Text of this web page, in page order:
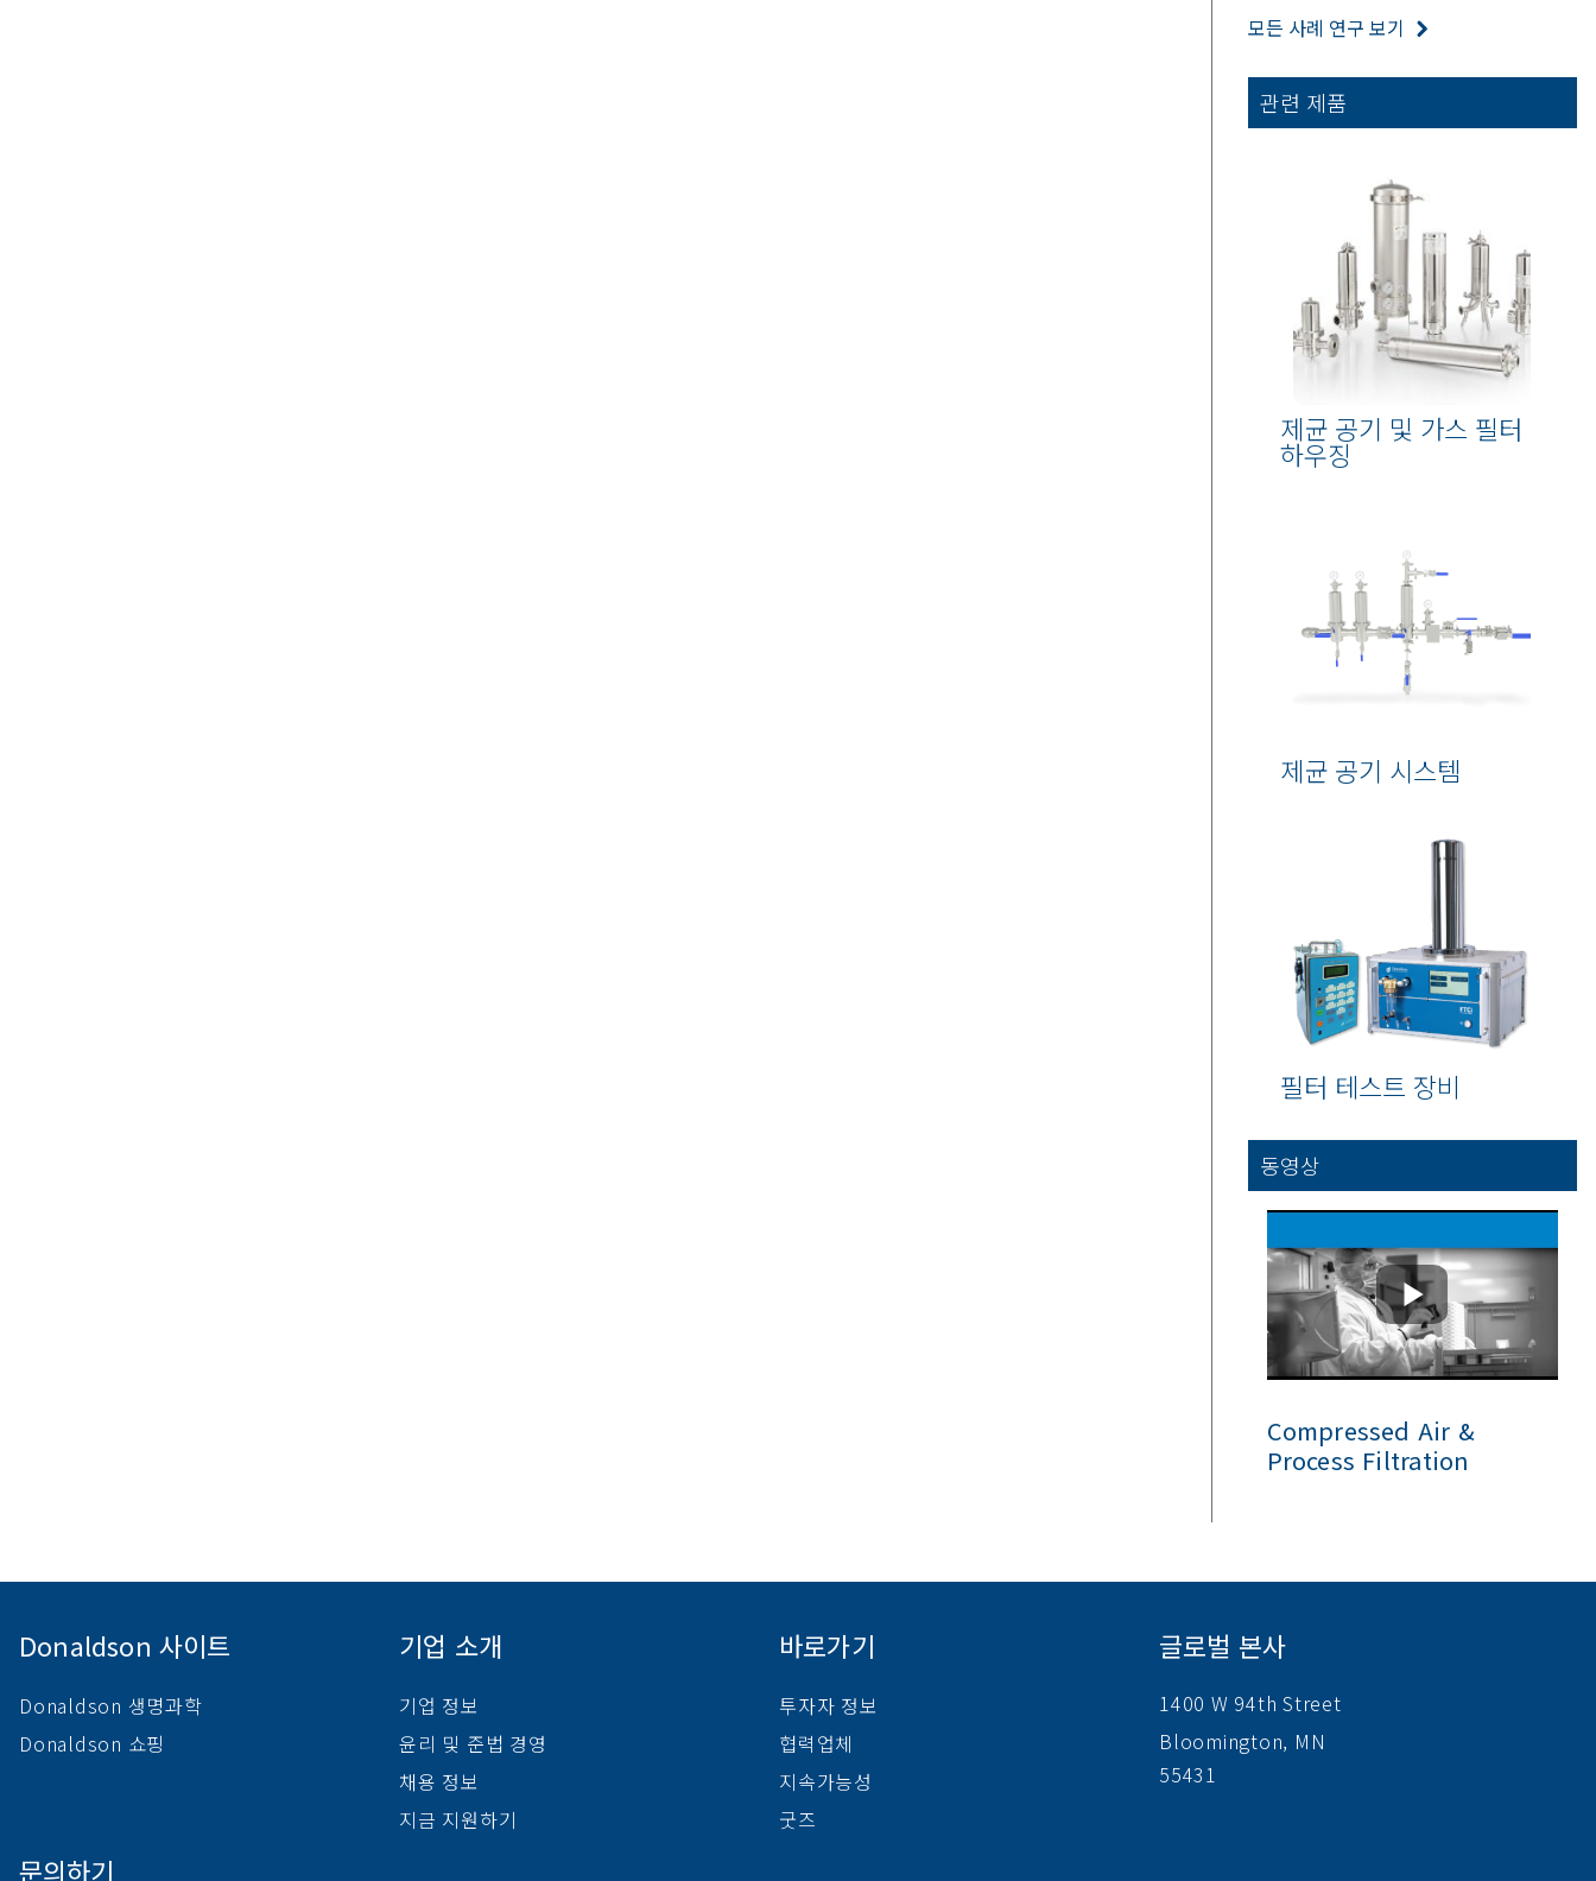
모든 사례 연구 보기
관련 제품
제균 공기 및 가스 필터
하우징
제균 공기 시스템
필터 테스트 장비
동영상
Compressed Air &
Process Filtration
Donaldson 사이트
Donaldson 생명과학
Donaldson 쇼핑
기업 소개
기업 정보
윤리 및 준법 경영
채용 정보
지금 지원하기
바로가기
투자자 정보
협력업체
지속가능성
굿즈
글로벌 본사
1400 W 94th Street
Bloomington, MN
55431
문의하기